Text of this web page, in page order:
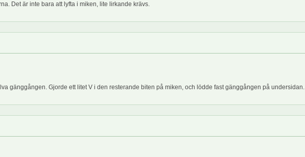
Det är inte bara att lyfta i miken, lite lirkande krävs.
gänggången. Gjorde ett litet V i den resterande biten på miken, och lödde fast gänggången på undersidan.